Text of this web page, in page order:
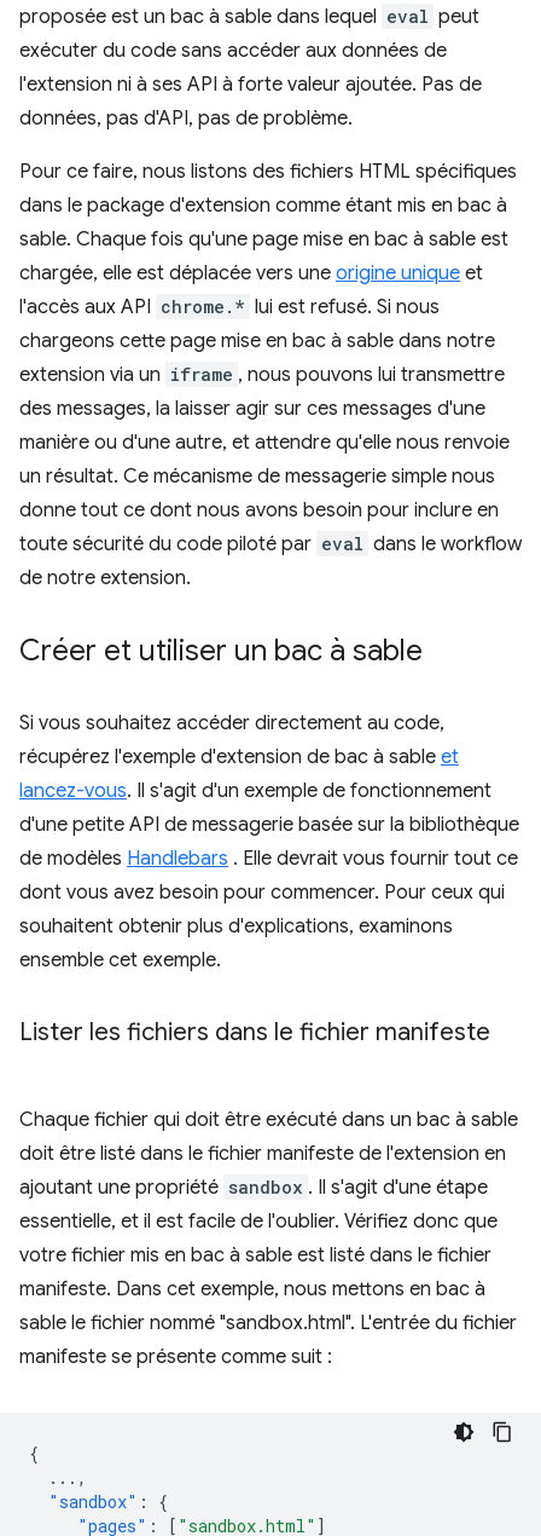
proposée est un bac à sable dans lequel eval peut
exécuter du code sans accéder aux données de
l'extension ni à ses API à forte valeur ajoutée. Pas de
données, pas d'API, pas de problème.
Pour ce faire, nous listons des fichiers HTML spécifiques
dans le package d'extension comme étant mis en bac à
sable. Chaque fois qu'une page mise en bac à sable est
chargée, elle est déplacée vers une origine unique et
l'accès aux API chrome.* lui est refusé. Si nous
chargeons cette page mise en bac à sable dans notre
extension via un iframe , nous pouvons lui transmettre
des messages, la laisser agir sur ces messages d'une
manière ou d'une autre, et attendre qu'elle nous renvoie
un résultat. Ce mécanisme de messagerie simple nous
donne tout ce dont nous avons besoin pour inclure en
toute sécurité du code piloté par eval dans le workflow
de notre extension.
Créer et utiliser un bac à sable
Si vous souhaitez accéder directement au code,
récupérez l'exemple d'extension de bac à sable et
lancez-vous. Il s'agit d'un exemple de fonctionnement
d'une petite API de messagerie basée sur la bibliothèque
de modèles Handlebars . Elle devrait vous fournir tout ce
dont vous avez besoin pour commencer. Pour ceux qui
souhaitent obtenir plus d'explications, examinons
ensemble cet exemple.
Lister les fichiers dans le fichier manifeste
Chaque fichier qui doit être exécuté dans un bac à sable
doit être listé dans le fichier manifeste de l'extension en
ajoutant une propriété sandbox . Il s'agit d'une étape
essentielle, et il est facile de l'oublier. Vérifiez donc que
votre fichier mis en bac à sable est listé dans le fichier
manifeste. Dans cet exemple, nous mettons en bac à
sable le fichier nommé "sandbox.html". L'entrée du fichier
manifeste se présente comme suit :
{
... ,
"sandbox" :
{
"pages" : [ "sandbox.html" ]